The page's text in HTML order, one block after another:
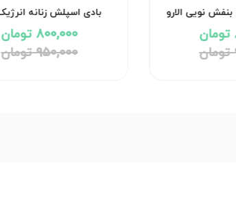
نویی الارو بادی اسپلش زنانه انرژیک
800,000 تومان
950,000 تومان